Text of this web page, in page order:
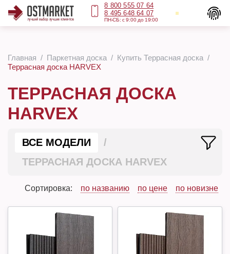
8 800 555 07 64
8 495 648 64 07
ПН-СБ: с 9:00 до 19:00
Главная Паркетная доска
Купить Террасная доска
Террасная доска HARVEX
ТЕРРАСНАЯ ДОСКА
HARVEX
ВСЕ МОДЕЛИ
ТЕРРАСНАЯ ДОСКА HARVEX
Сортировка: по названию по цене по новизне